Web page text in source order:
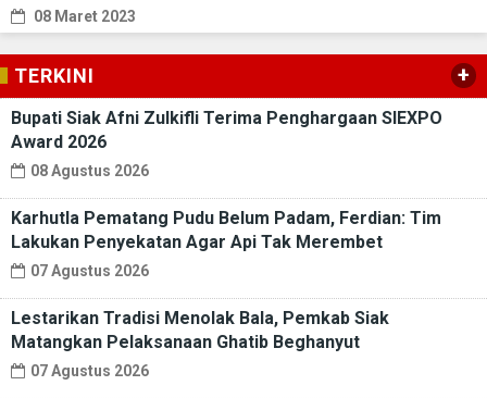
08 Maret 2023
TERKINI +
Bupati Siak Afni Zulkifli Terima Penghargaan SIEXPO
Award 2026
08 Agustus 2026
Karhutla Pematang Pudu Belum Padam, Ferdian: Tim
Lakukan Penyekatan Agar Api Tak Merembet
07 Agustus 2026
Lestarikan Tradisi Menolak Bala, Pemkab Siak
Matangkan Pelaksanaan Ghatib Beghanyut
07 Agustus 2026